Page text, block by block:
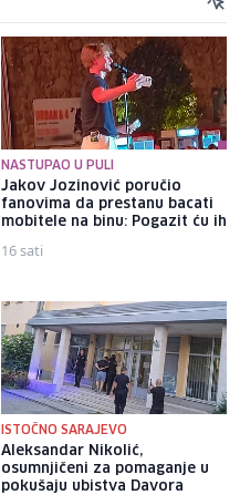
NASTUPAO U PULI
Jakov Jozinović poručio
fanovima da prestanu bacati
mobitele na binu: Pogazit ću ih
16 sati
ISTOČNO SARAJEVO
Aleksandar Nikolić,
osumnjičeni za pomaganje u
pokušaju ubistva Davora